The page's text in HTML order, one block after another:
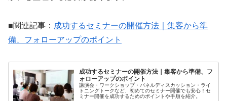
■関連記事： 成功するセミナーの開催方法｜集客から準
備、フォローアップのポイント
成功するセミナーの開催方法｜集客から準備、フ
ォローアップのポイント
講演会・ワークショップ・パネルディスカッション・ライ
トニングトークなど、初めてのセミナー開催でも安心！セ
ミナー開催を成功するためのポイントや手順を紹介。